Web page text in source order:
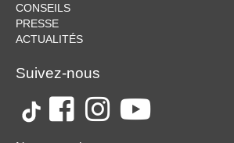
CONSEILS
PRESSE
ACTUALITÉS
Suivez-nous